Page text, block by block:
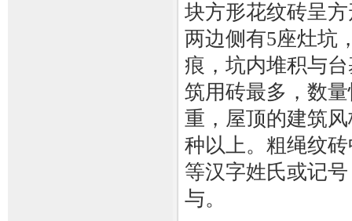
块方形花纹砖呈
两边侧有5座灶坑
痕，坑内堆积与
筑用砖最多，数
重，屋顶的建筑
种以上。粗绳纹
等汉字姓氏或记
与。